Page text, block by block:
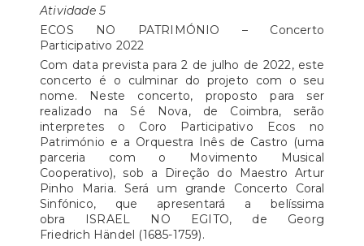
Atividade 5
ECOS NO PATRIMÓNIO – Concerto
Participativo 2022
Com data prevista para 2 de julho de 2022, este
concerto é o culminar do projeto com o seu
nome. Neste concerto, proposto para ser
realizado na Sé Nova, de Coimbra, serão
interpretes o Coro Participativo Ecos no
Património e a Orquestra Inês de Castro (uma
parceria com o Movimento Musical
Cooperativo), sob a Direção do Maestro Artur
Pinho Maria. Será um grande Concerto Coral
Sinfónico, que apresentará a belíssima
obra ISRAEL NO EGITO, de Georg
Friedrich Händel (1685-1759).